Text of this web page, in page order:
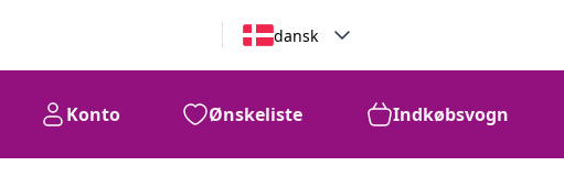
dansk
Konto Ønskeliste Indkøbsvogn